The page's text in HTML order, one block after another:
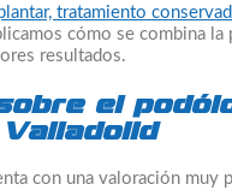
tratamiento
cómo se combina
resultados.
el
con una valoración muy